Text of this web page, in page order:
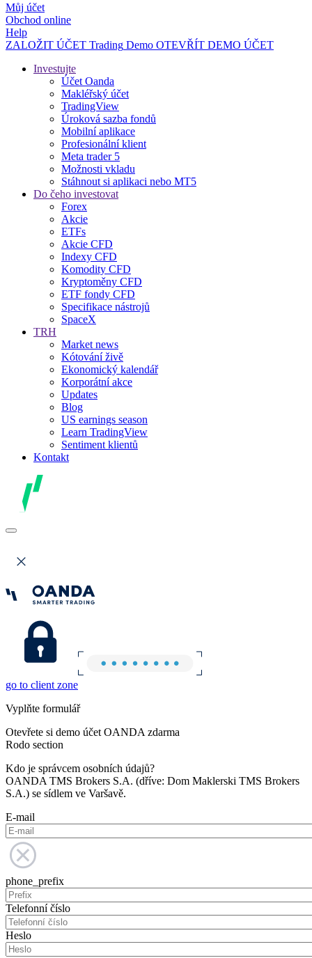
Můj účet
Obchod online
Help
ZALOŽIT ÚČET Trading Demo OTEVŘÍT DEMO ÚČET
Investujte
Účet Oanda
Makléřský účet
TradingView
Úroková sazba fondů
Mobilní aplikace
Profesionální klient
Meta trader 5
Možnosti vkladu
Stáhnout si aplikaci nebo MT5
Do čeho investovat
Forex
Akcie
ETFs
Akcie CFD
Indexy CFD
Komodity CFD
Kryptoměny CFD
ETF fondy CFD
Specifikace nástrojů
SpaceX
TRH
Market news
Kótování živě
Ekonomický kalendář
Korporátní akce
Updates
Blog
US earnings season
Learn TradingView
Sentiment klientů
Kontakt
go to client zone
Vyplňte formulář
Otevřete si demo účet OANDA zdarma
Rodo section
Kdo je správcem osobních údajů?
OANDA TMS Brokers S.A. (dříve: Dom Maklerski TMS Brokers
S.A.) se sídlem ve Varšavě.
E-mail
phone_prefix
Telefonní číslo
Heslo